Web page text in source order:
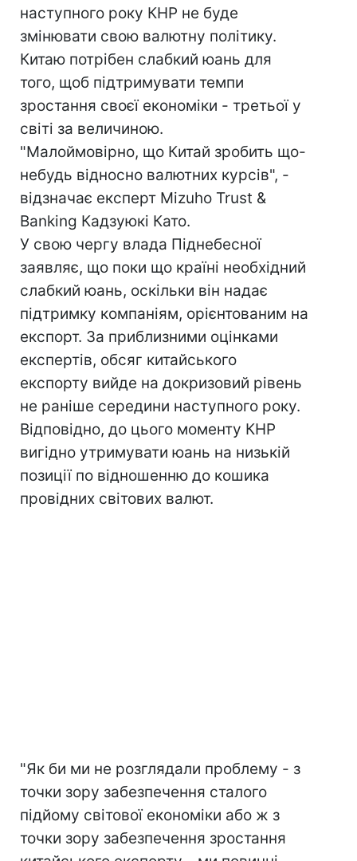
наступного року КНР не буде
змінювати свою валютну політику.
Китаю потрібен слабкий юань для
того, щоб підтримувати темпи
зростання своєї економіки - третьої у
світі за величиною.
"Малоймовірно, що Китай зробить що-
небудь відносно валютних курсів", -
відзначає експерт Mizuho Trust &
Banking Кадзуюкі Като.
У свою чергу влада Піднебесної
заявляє, що поки що країні необхідний
слабкий юань, оскільки він надає
підтримку компаніям, орієнтованим на
експорт. За приблизними оцінками
експертів, обсяг китайського
експорту вийде на докризовий рівень
не раніше середини наступного року.
Відповідно, до цього моменту КНР
вигідно утримувати юань на низькій
позиції по відношенню до кошика
провідних світових валют.
"Як би ми не розглядали проблему - з
точки зору забезпечення сталого
підйому світової економіки або ж з
точки зору забезпечення зростання